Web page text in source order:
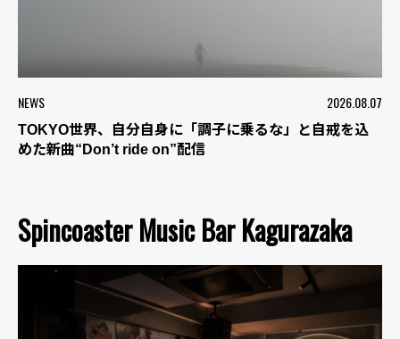
NEWS 2026.08.07
TOKYO世界、自分自身に「調子に乗るな」と自戒を込
めた新曲“Don’t ride on”配信
Spincoaster Music Bar Kagurazaka